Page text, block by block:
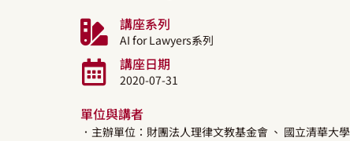
講座系列
AI for Lawyers系列
講座日期
2020-07-31
單位與講者
．主辦單位：財團法人理律文教基金會 、 國立清華大